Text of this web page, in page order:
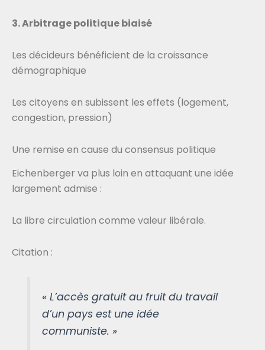
3. Arbitrage politique biaisé
Les décideurs bénéficient de la croissance
démographique
Les citoyens en subissent les effets (logement,
congestion, pression)
Une remise en cause du consensus politique
Eichenberger va plus loin en attaquant une idée
largement admise :
La libre circulation comme valeur libérale.
Citation :
« L’accès gratuit au fruit du travail
d’un pays est une idée
communiste. »